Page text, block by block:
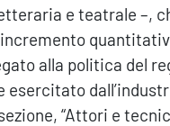
e teatrale –,
alla politica del
esercitato
“Attori e